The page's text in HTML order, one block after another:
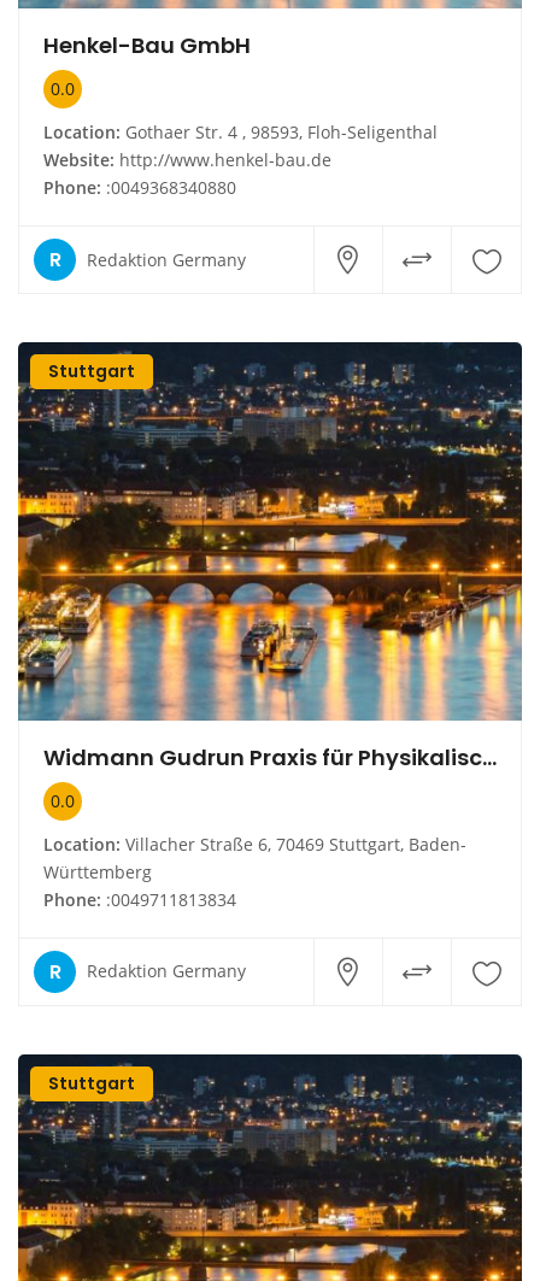
Henkel-Bau GmbH
0.0
Location: Gothaer Str. 4 , 98593, Floh-Seligenthal
Website: http://www.henkel-bau.de
Phone: :0049368340880
R Redaktion Germany
Stuttgart
Widmann Gudrun Praxis für Physikalische Therapie
0.0
Location: Villacher Straße 6, 70469 Stuttgart, Baden-
Württemberg
Phone: :0049711813834
R Redaktion Germany
Stuttgart